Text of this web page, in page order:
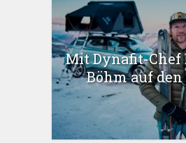
Mit Dynafit-Chef
Böhm auf